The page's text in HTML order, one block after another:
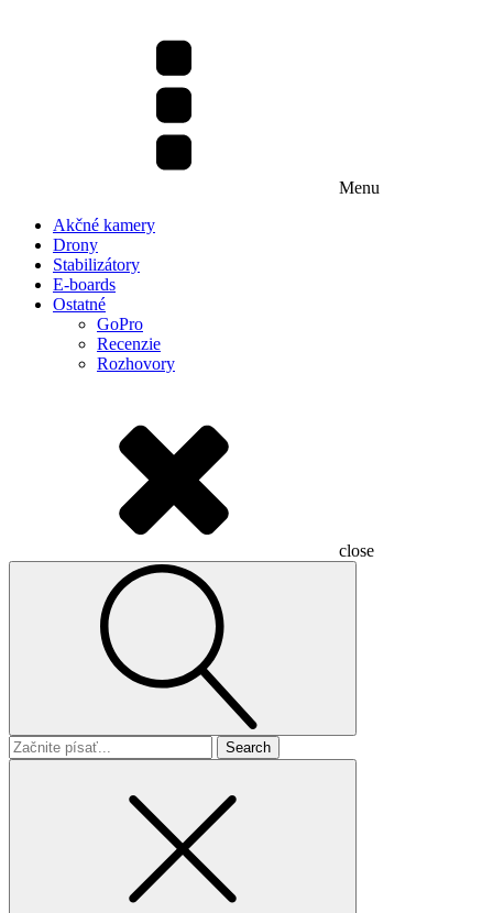
Menu
Akčné kamery
Drony
Stabilizátory
E-boards
Ostatné
GoPro
Recenzie
Rozhovory
close
Search
for